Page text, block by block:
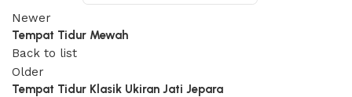
Newer
Tempat Tidur Mewah
Back to list
Older
Tempat Tidur Klasik Ukiran Jati Jepara